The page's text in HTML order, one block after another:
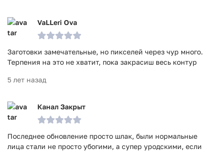
VaLLeri Ova
Заготовки замечательные, но пикселей через чур много.
Терпения на это не хватит, пока закрасиш весь контур
5 лет назад
Канал Закрыт
Последнее обновление просто шлак, были нормальные
лица стали не просто убогими, а супер уродскими, если